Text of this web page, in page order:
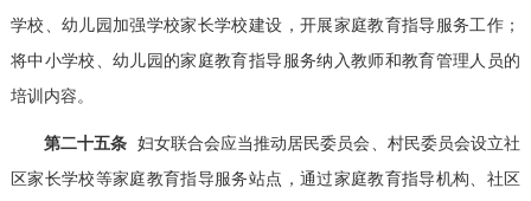
学校、幼儿园加强学校家长学校建设，开展家庭教育指导服务工作；
将中小学校、幼儿园的家庭教育指导服务纳入教师和教育管理人员的
培训内容。
第二十五条 妇女联合会应当推动居民委员会、村民委员会设立社
区家长学校等家庭教育指导服务站点，通过家庭教育指导机构、社区